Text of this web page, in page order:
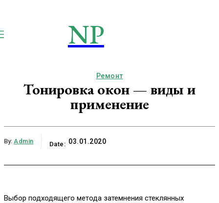
NP
Ремонт
Тонировка окон — виды и
применение
By: Admin Date: 03.01.2020
Выбор подходящего метода затемнения стеклянных